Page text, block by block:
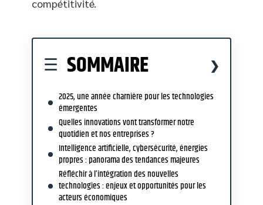
compétitivité.
SOMMAIRE
2025, une année charnière pour les technologies
émergentes
Quelles innovations vont transformer notre
quotidien et nos entreprises ?
Intelligence artificielle, cybersécurité, énergies
propres : panorama des tendances majeures
Réfléchir à l’intégration des nouvelles
technologies : enjeux et opportunités pour les
acteurs économiques